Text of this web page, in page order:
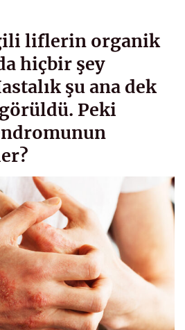
liflerin organik
hiçbir şey
şu ana dek
Peki